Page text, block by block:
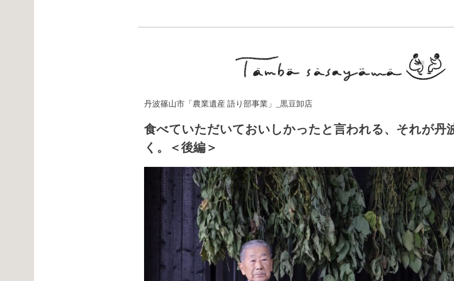
丹波篠山市「農業遺産 語り部事業」_黒豆卸店
食べていただいておいしかったと言われる、それが丹
く。＜後編＞